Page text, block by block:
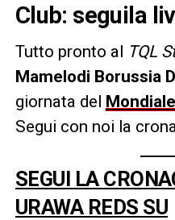
Club: seguila
Tutto pronto al TQL
Mamelodi Borussia
giornata del
Segui con noi la
SEGUI LA
URAWA REDS SU